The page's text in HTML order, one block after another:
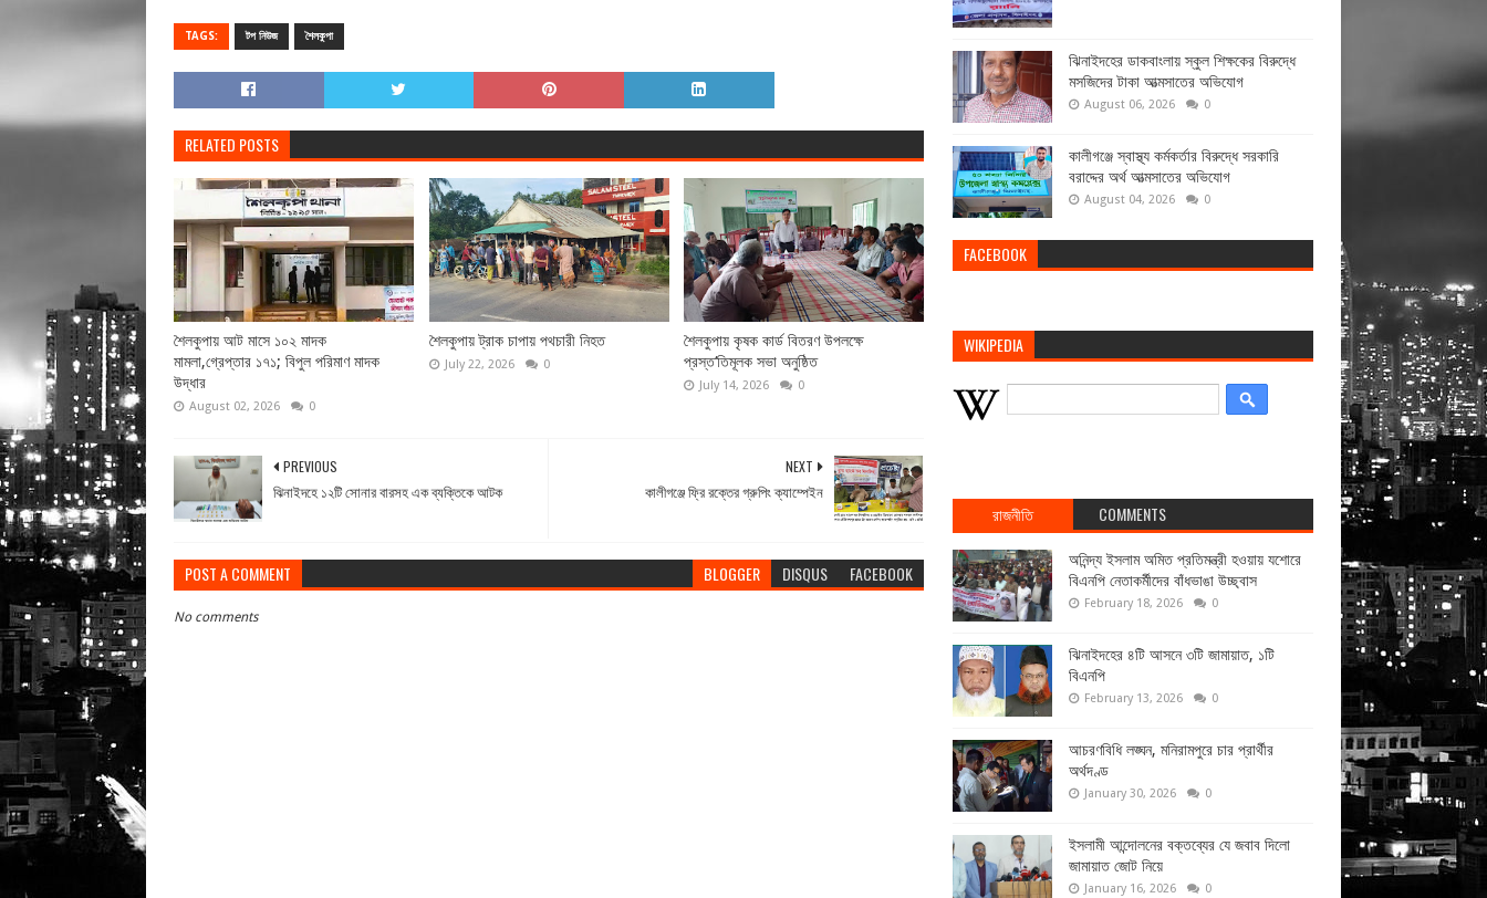
TAGS: টপ নিউজ শৈলকুপা
RELATED POSTS
শৈলকুপায় আট মাসে ১০২ মাদক
মামলা,গ্রেপ্তার ১৭১; বিপুল পরিমাণ মাদক
উদ্ধার
August 02, 2026 0
শৈলকুপায় ট্রাক চাপায় পথচারী নিহত
July 22, 2026 0
শৈলকুপায় কৃষক কার্ড বিতরণ উপলক্ষে
প্রস্ত‘তিমূলক সভা অনুষ্ঠিত
July 14, 2026 0
NEXT
কালীগঞ্জে ফ্রি রক্তের গ্রুপিং ক্যাম্পেইন
PREVIOUS
ঝিনাইদহে ১২টি সোনার বারসহ এক ব্যক্তিকে আটক
POST A COMMENT BLOGGER DISQUS FACEBOOK
No comments
ঝিনাইদহের ডাকবাংলায় স্কুল শিক্ষকের বিরুদ্ধে
মসজিদের টাকা আত্মসাতের অভিযোগ
August 06, 2026 0
কালীগঞ্জে স্বাস্থ্য কর্মকর্তার বিরুদ্ধে সরকারি
বরাদ্দের অর্থ আত্মসাতের অভিযোগ
August 04, 2026 0
FACEBOOK
WIKIPEDIA
রাজনীতি COMMENTS
অনিন্দ্য ইসলাম অমিত প্রতিমন্ত্রী হওয়ায় যশোরে
বিএনপি নেতাকর্মীদের বাঁধভাঙা উচ্ছ্বাস
February 18, 2026 0
ঝিনাইদহের ৪টি আসনে ৩টি জামায়াত, ১টি
বিএনপি
February 13, 2026 0
আচরণবিধি লঙ্ঘন, মনিরামপুরে চার প্রার্থীর
অর্থদণ্ড
January 30, 2026 0
ইসলামী আন্দোলনের বক্তব্যের যে জবাব দিলো
জামায়াত জোট নিয়ে
January 16, 2026 0